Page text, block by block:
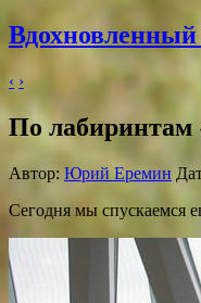
‹ ›
По лабиринтам
Автор: Юрий Еремин
Сегодня мы спускаемся